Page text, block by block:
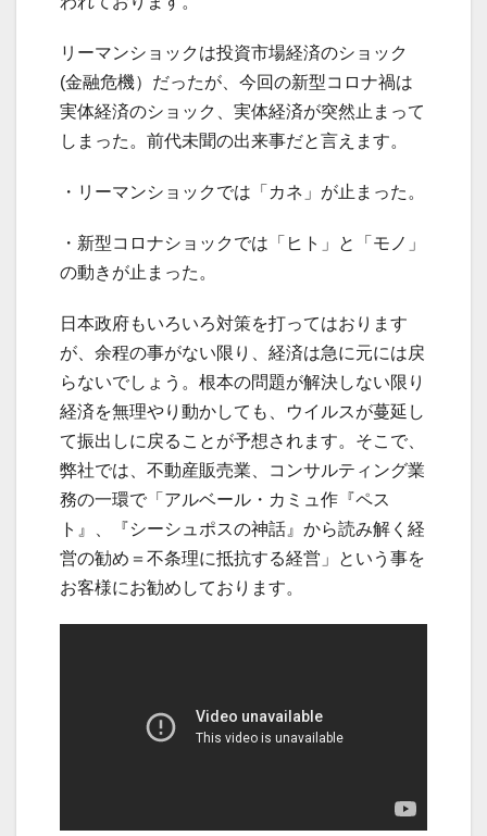
リーマンショックは投資市場経済のショック
(金融危機）だったが、今回の新型コロナ禍は
実体経済のショック、実体経済が突然止まって
しまった。前代未聞の出来事だと言えます。
・リーマンショックでは「カネ」が止まった。
・新型コロナショックでは「ヒト」と「モノ」
の動きが止まった。
日本政府もいろいろ対策を打ってはおります
が、余程の事がない限り、経済は急に元には戻
らないでしょう。根本の問題が解決しない限り
経済を無理やり動かしても、ウイルスが蔓延し
て振出しに戻ることが予想されます。そこで、
弊社では、不動産販売業、コンサルティング業
務の一環で「アルベール・カミュ作『ペス
ト』、『シーシュポスの神話』から読み解く経
営の勧め＝不条理に抵抗する経営」という事を
お客様にお勧めしております。